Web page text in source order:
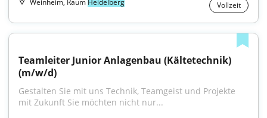
Weinheim, Raum Heidelberg Vollzeit
Teamleiter Junior Anlagenbau (Kältetechnik)
(m/w/d)
Gestalten Sie mit uns Technik, Teamgeist und Projekte
mit Zukunft Sie möchten nicht nur...